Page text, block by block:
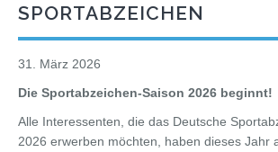
SPORTABZEICHEN
31. März 2026
Die Sportabzeichen-Saison 2026 beginnt!
Alle Interessenten, die das Deutsche
2026 erwerben möchten, haben dieses Jahr